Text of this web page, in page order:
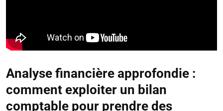
Analyse financière approfondie :
comment exploiter un bilan
comptable pour prendre des